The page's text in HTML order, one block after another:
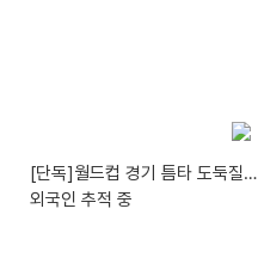
[단독]월드컵 경기 틈타 도둑질…
외국인 추적 중